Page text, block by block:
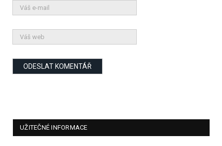
UŽITEČNÉ INFORMACE